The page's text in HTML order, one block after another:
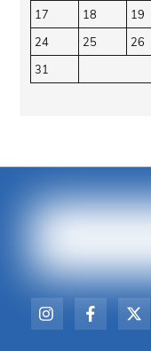
17
18 19
24
25 26
31
Icon
Icon
Icon